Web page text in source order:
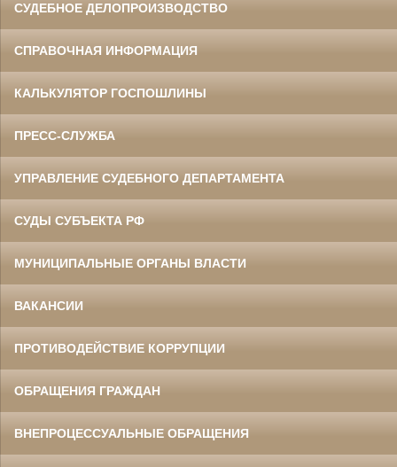
СУДЕБНОЕ ДЕЛОПРОИЗВОДСТВО
СПРАВОЧНАЯ ИНФОРМАЦИЯ
КАЛЬКУЛЯТОР ГОСПОШЛИНЫ
ПРЕСС-СЛУЖБА
УПРАВЛЕНИЕ СУДЕБНОГО ДЕПАРТАМЕНТА
СУДЫ СУБЪЕКТА РФ
МУНИЦИПАЛЬНЫЕ ОРГАНЫ ВЛАСТИ
ВАКАНСИИ
ПРОТИВОДЕЙСТВИЕ КОРРУПЦИИ
ОБРАЩЕНИЯ ГРАЖДАН
ВНЕПРОЦЕССУАЛЬНЫЕ ОБРАЩЕНИЯ